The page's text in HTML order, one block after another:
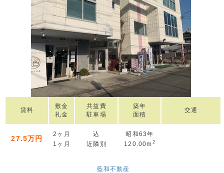
賃料
敷金
礼金
共益費
駐車場
築年
面積
交通
27.5万円
2ヶ月
1ヶ月
込
近隣別
昭和63年
120.00m 2
藍和不動産